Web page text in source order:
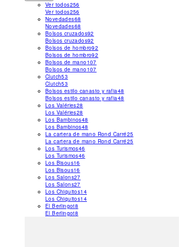
Ver todos256
Ver todos256
Novedades68
Novedades68
Bolsos cruzados92
Bolsos cruzados92
Bolsos de hombro92
Bolsos de hombro92
Bolsos de mano 107
Bolsos de mano 107
Clutch53
Clutch53
Bolsos estilo canasto y rafia48
Bolsos estilo canasto y rafia48
Los Valéries28
Los Valéries28
Los Bambinos48
Los Bambinos48
La cartera de mano Rond Carré25
La cartera de mano Rond Carré25
Los Turismos46
Los Turismos46
Los Bisous16
Los Bisous16
Los Salons27
Los Salons27
Los Chiquitos14
Los Chiquitos14
El Berlingot8
El Berlingot8